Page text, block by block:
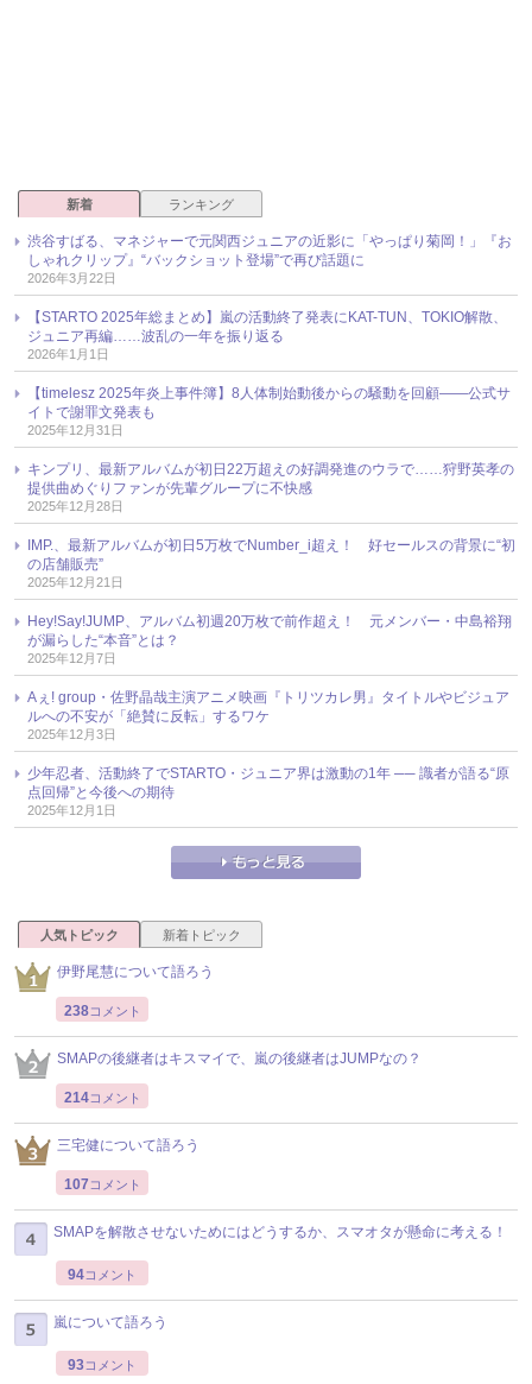
新着 ランキング
渋谷すばる、マネジャーで元関西ジュニアの近影に「やっぱり菊岡！」『お
しゃれクリップ』“バックショット登場”で再び話題に
2026年3月22日
【STARTO 2025年総まとめ】嵐の活動終了発表にKAT-TUN、TOKIO解散、
ジュニア再編……波乱の一年を振り返る
2026年1月1日
【timelesz 2025年炎上事件簿】8人体制始動後からの騒動を回顧――公式サ
イトで謝罪文発表も
2025年12月31日
キンプリ、最新アルバムが初日22万超えの好調発進のウラで……狩野英孝の
提供曲めぐりファンが先輩グループに不快感
2025年12月28日
IMP.、最新アルバムが初日5万枚でNumber_i超え！ 好セールスの背景に“初
の店舗販売”
2025年12月21日
Hey!Say!JUMP、アルバム初週20万枚で前作超え！ 元メンバー・中島裕翔
が漏らした“本音”とは？
2025年12月7日
Aぇ! group・佐野晶哉主演アニメ映画『トリツカレ男』タイトルやビジュア
ルへの不安が「絶賛に反転」するワケ
2025年12月3日
少年忍者、活動終了でSTARTO・ジュニア界は激動の1年 ── 識者が語る“原
点回帰”と今後への期待
2025年12月1日
人気トピック 新着トピック
伊野尾慧について語ろう
238コメント
SMAPの後継者はキスマイで、嵐の後継者はJUMPなの？
214コメント
三宅健について語ろう
107 コメント
SMAPを解散させないためにはどうするか、スマオタが懸命に考える！
94コメント
嵐について語ろう
93コメント